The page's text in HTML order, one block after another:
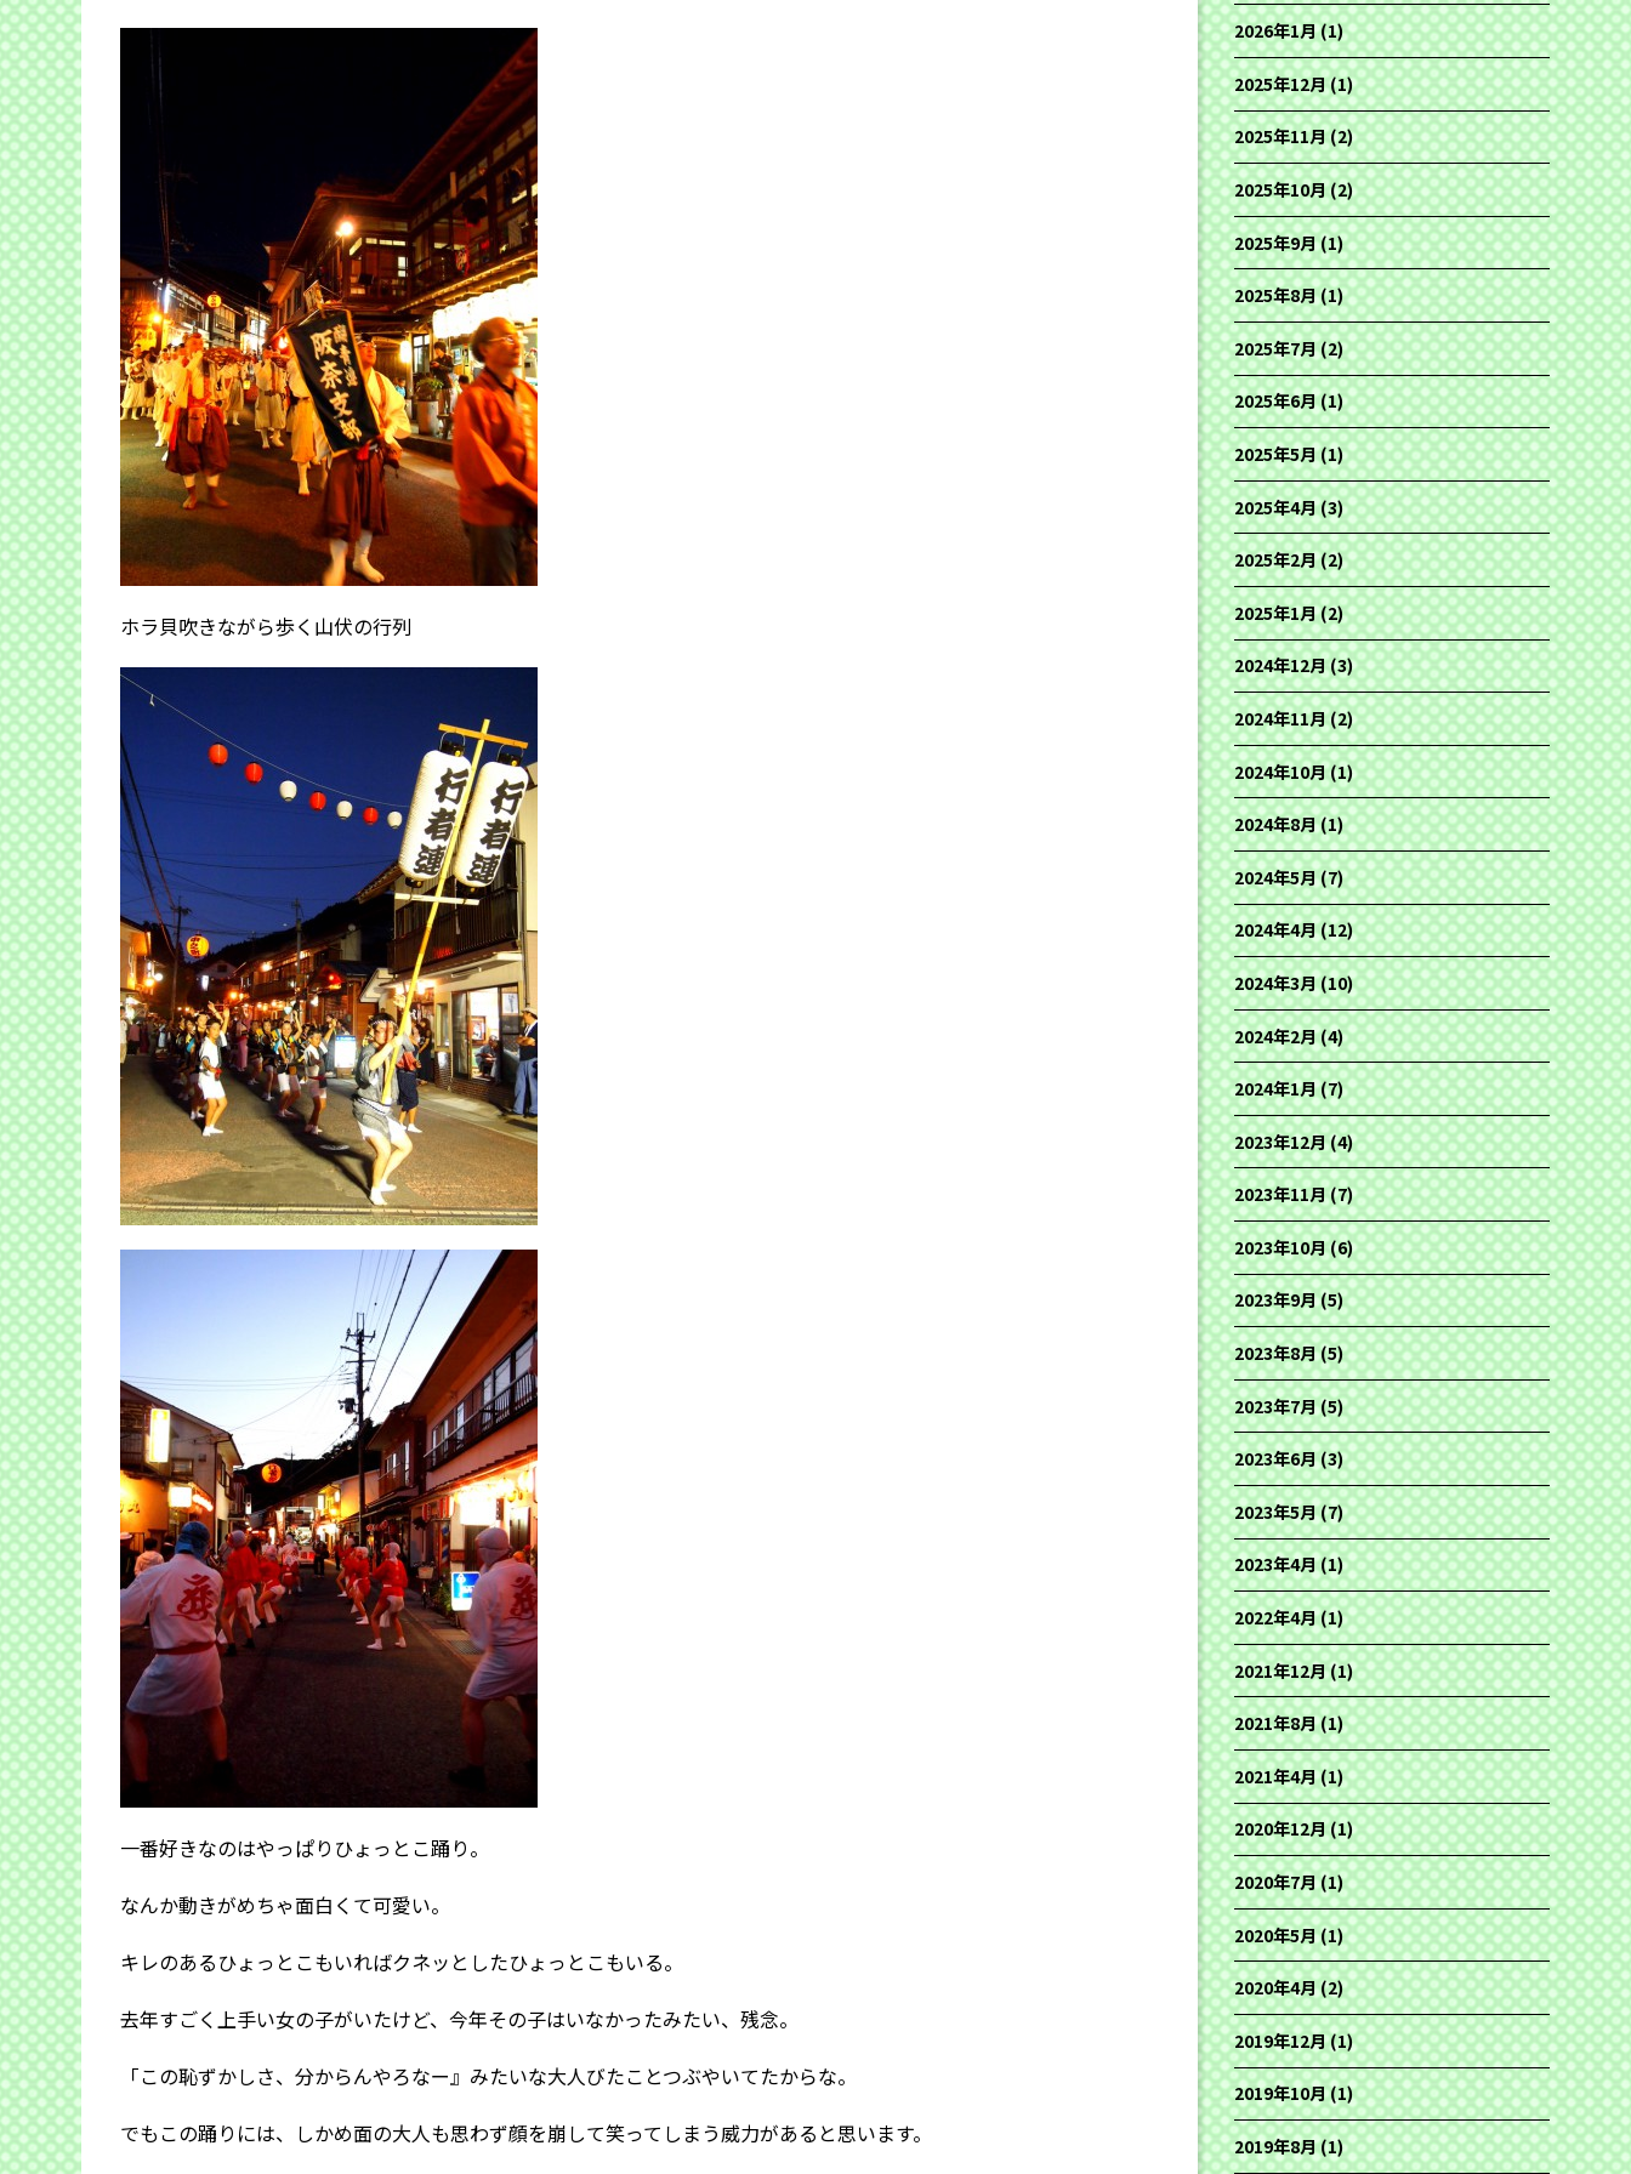
ホラ貝吹きながら歩く山伏の行列
一番好きなのはやっぱりひょっとこ踊り。
なんか動きがめちゃ面白くて可愛い。
キレのあるひょっとこもいればクネッとしたひょっとこもいる。
去年すごく上手い女の子がいたけど、今年その子はいなかったみたい、残念。
「この恥ずかしさ、分からんやろなー』みたいな大人びたことつぶやいてたからな。
でもこの踊りには、しかめ面の大人も思わず顔を崩して笑ってしまう威力があると思います。
2026年1月(1)
2025年12月(1)
2025年11月(2)
2025年10月(2)
2025年9月(1)
2025年8月(1)
2025年7月(2)
2025年6月(1)
2025年5月(1)
2025年4月(3)
2025年2月(2)
2025年1月(2)
2024年12月(3)
2024年11月(2)
2024年10月(1)
2024年8月(1)
2024年5月(7)
2024年4月(12)
2024年3月(10)
2024年2月(4)
2024年1月(7)
2023年12月(4)
2023年11月(7)
2023年10月(6)
2023年9月(5)
2023年8月(5)
2023年7月(5)
2023年6月(3)
2023年5月(7)
2023年4月(1)
2022年4月(1)
2021年12月(1)
2021年8月(1)
2021年4月(1)
2020年12月(1)
2020年7月(1)
2020年5月(1)
2020年4月(2)
2019年12月(1)
2019年10月(1)
2019年8月(1)